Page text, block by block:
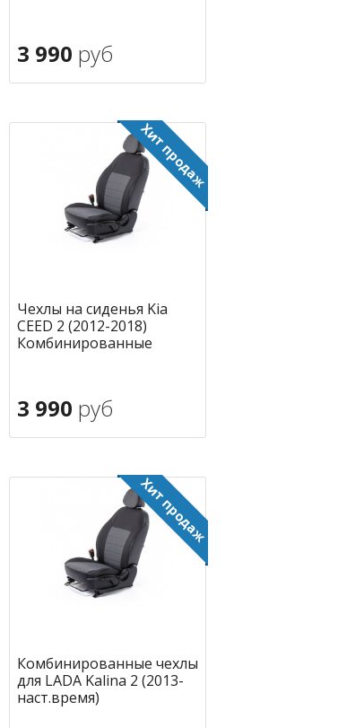
3 990 руб
Чехлы на сиденья Kia
CEED 2 (2012-2018)
Комбинированные
3 990 руб
Комбинированные чехлы
для LADA Kalina 2 (2013-
наст.время)